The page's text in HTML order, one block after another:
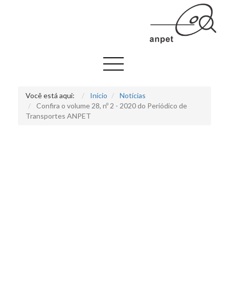
Você está aqui: Início
Notícias
Confira o volume 28, nº 2 - 2020 do Periódico de
Transportes ANPET